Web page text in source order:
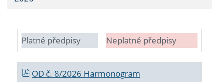
Platné předpisy Neplatné předpisy
OD č. 8/2026 Harmonogram